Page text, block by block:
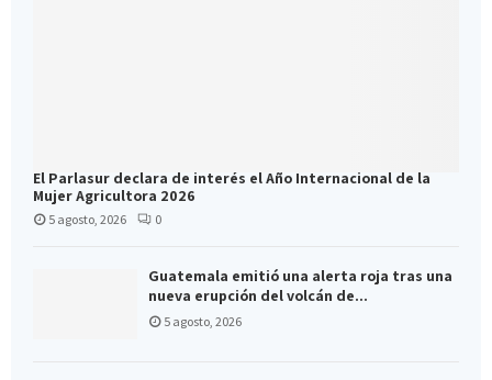
El Parlasur declara de interés el Año Internacional de la
Mujer Agricultora 2026
5 agosto, 2026 0
Guatemala emitió una alerta roja tras una
nueva erupción del volcán de...
5 agosto, 2026